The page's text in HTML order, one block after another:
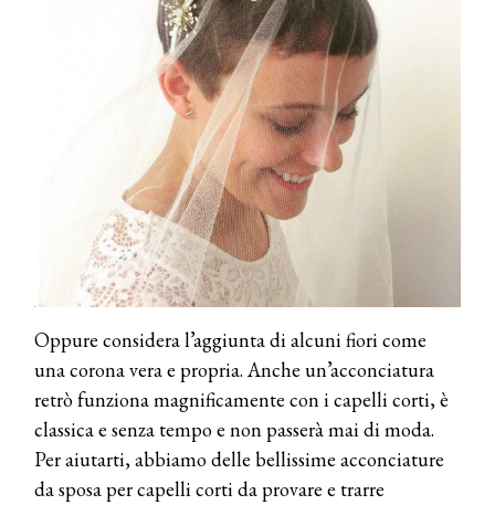
Oppure considera l’aggiunta di alcuni fiori come
una corona vera e propria. Anche un’acconciatura
retrò funziona magnificamente con i capelli corti, è
classica e senza tempo e non passerà mai di moda.
Per aiutarti, abbiamo delle bellissime acconciature
da sposa per capelli corti da provare e trarre
COSMOPROF WORLDWIDE BOLOGNA
Cosmprof Worldwide Bologna
presenta THE BEAUTY &
WELLNESS CONGRESS 2022: I
Dyson presenta la nuova collezione
pervinca e rosé per Natale
COTRIL
Continua la carrellata di look firmati
Cotril alla Festa del Cinema di Roma
TONI&GUY
A Natale regala una doppia
TONI&GUY “Feel Good Experience”!